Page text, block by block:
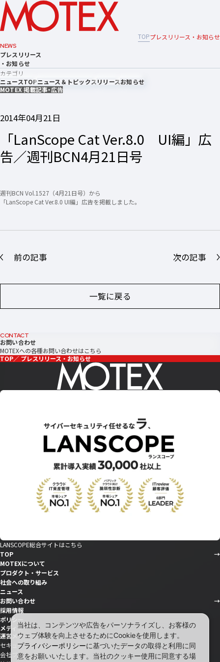
TOPプレスリリース・お知らせ
NEWS
プレスリリース
・お知らせ
カテゴリ
ニュースTOPニュース＆トピックスリリースお知らせ
MOTEX 掲載記事・広告
2014年04月21日
「LanScope Cat Ver.8.0 UI編」広
告／週刊BCN4月21日号
週刊BCN Vol.1527（4月21日号）から
「LanScope Cat Ver.8.0 UI編」広告を掲載しました。
前の記事
一覧に戻る
次の記事
CONTACT
お問い合わせ
MOTEXへの各種お問い合わせはこちら
TOP
プレスリリース・お知らせ
LANSCOPE総合サイトはこちら
TOP
MOTEXについて
プロダクト・サービス
社会への取り組み
ニュース
お問い合わせ
採用情報
ポリシー
メディア
運営メディア
セキュリティ情報サイト「wiz LANCOPE」
会社ブログ「MOTEX公式note」
当社は、コンテンツや広告をパーソナライズし、お客様の
ウェブ体験を向上させるためにCookieを使用します。
プライバシーポリシーに基づいたデータの取得と利用に同
意をお願いいたします。当社のクッキー使用に同意する場